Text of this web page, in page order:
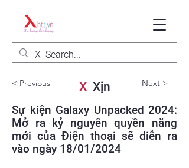
< Previous XXịn Next >
Sự kiện Galaxy Unpacked 2024:
Mở ra kỷ nguyên quyền năng
mới của Điện thoại sẽ diễn ra
vào ngày 18/01/2024